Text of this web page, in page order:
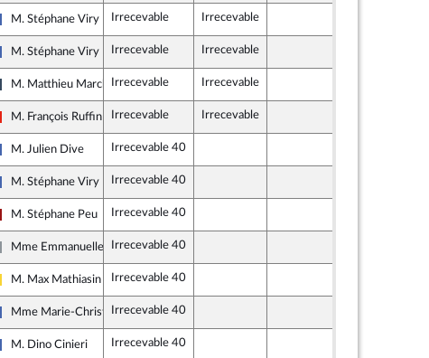
Les Républicains
M. Stéphane Viry Irrecevable Irrecevable
Les Républicains
M. Stéphane Viry Irrecevable Irrecevable
Rassemblement National
M. Matthieu MarchioIrrecevable Irrecevable
La France insoumise - Nouvelle Union Populaire écologique et sociale
M. François Ruffin Irrecevable Irrecevable
Les Républicains
M. Julien Dive Irrecevable 40
Les Républicains
M. Stéphane Viry Irrecevable 40
Gauche démocrate et républicaine - NUPES
M. Stéphane Peu Irrecevable 40
Non inscrit
Mme Emmanuelle MénardIrrecevable 40
Libertés, Indépendants, Outre-mer et Territoires
M. Max Mathiasin Irrecevable 40
Les Républicains
Mme Marie-Christine Dalloz
Irrecevable 40
Les Républicains
M. Dino Cinieri Irrecevable 40